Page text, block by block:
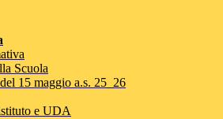
Scuola
15 maggio a.s. 25_26
e UDA